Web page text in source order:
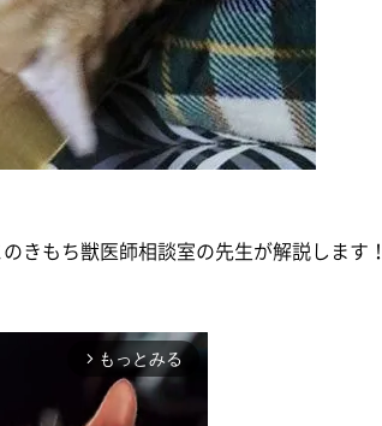
きもち獣医師相談室の先生が解説します！
arrow_forward_ios もっとみる